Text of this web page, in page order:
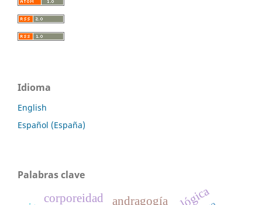
Idioma
English
Español (España)
Palabras clave
andragogía
corporeidad